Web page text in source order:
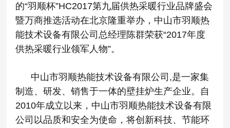
的“羽顺杯”HC2017第九届供热采暖行业品牌盛会
暨万商推选活动在北京隆重举办，中山市羽顺热
能技术设备有限公司总经理陈群荣获“2017年度
供热采暖行业领军人物”。
中山市羽顺热能技术设备有限公司,是一家集
制造、研发、销售于一体的壁挂炉生产企业。自
2010年成立以来，中山市羽顺热能技术设备有限
公司以品质和安全为使命，将创新科技、节能环